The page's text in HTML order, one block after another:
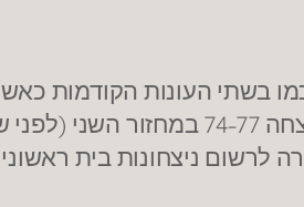
ניצחון בכורה בליגה באשדוד 70-82, בדיוק
בעונת 14/15 היא ניצחה 63-83 במחזור
ניצחונות בית